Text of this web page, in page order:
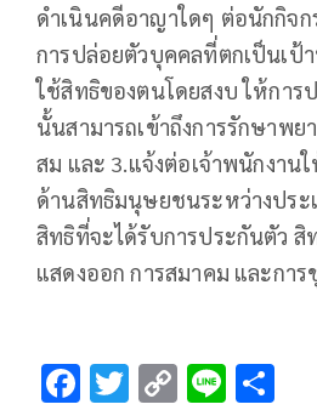
ดำเนินคดีอาญาใดๆ ต่อนักกิจก
การปล่อยตัวบุคคลที่ตกเป็นเป้
ใช้สิทธิของตนโดยสงบ ให้การ
นั้นสามารถเข้าถึงการรักษาพย
สม และ 3.แจ้งต่อเจ้าพนักงา
ด้านสิทธิมนุษยชนระหว่างประ
สิทธิที่จะได้รับการประกันตัว สิ
แสดงออก การสมาคม และกา
F T C Li